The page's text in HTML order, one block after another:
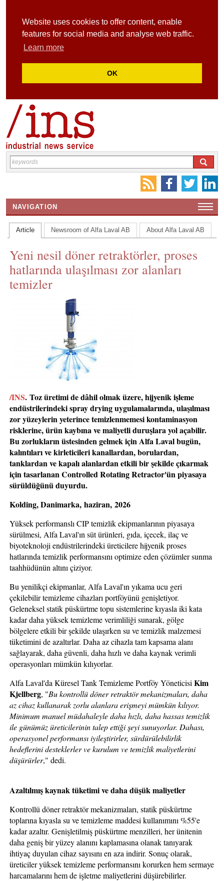
Website uses cookies to offer content, enable
features for social media and analyse web traffic.
Learn more
OK
NAVIGATION
HOME
CONTACT US
INS MAIN WEBSITE
ABOUT US
Article Newsroom of Alfa Laval AB About Alfa Laval AB
Yeni nesil döner retraktörler, proses
hatlarında ulaşılması zor alanları
temizler
/INS. Toz üretimi de dâhil olmak üzere, hijyenik işleme
endüstrilerindeki spray drying uygulamalarında, ulaşılması
zor yüzeylerin yeterince temizlenmemesi kontaminasyon
risklerine, ürün kaybına ve maliyetli duruşlara yol açabilir.
Bu zorlukların üstesinden gelmek için Alfa Laval bugün,
kalıntıları ve kirleticileri kanallardan, borulardan,
tanklardan ve kapalı alanlardan etkili bir şekilde çıkarmak
için tasarlanan Controlled Rotating Retractor'ün piyasaya
sürüldüğünü duyurdu.
Kolding, Danimarka, haziran, 2026
Yüksek performanslı CIP temizlik ekipmanlarının piyasaya
sürülmesi, Alfa Laval'ın süt ürünleri, gıda, içecek, ilaç ve
biyoteknoloji endüstrilerindeki üreticilere hijyenik proses
hatlarında temizlik performansını optimize eden çözümler sunma
taahhüdünün altını çiziyor.
Bu yenilikçi ekipmanlar, Alfa Laval'ın yıkama ucu geri
çekilebilir temizleme cihazları portföyünü genişletiyor.
Geleneksel statik püskürtme topu sistemlerine kıyasla iki kata
kadar daha yüksek temizleme verimliliği sunarak, gölge
bölgelere etkili bir şekilde ulaşırken su ve temizlik malzemesi
tüketimini de azaltırlar. Daha az cihazla tam kapsama alanı
sağlayarak, daha güvenli, daha hızlı ve daha kaynak verimli
operasyonları mümkün kılıyorlar.
Alfa Laval'da Küresel Tank Temizleme Portföy YöneticisiKim
Kjellberg, "Bu kontrollü döner retraktör mekanizmaları, daha
az cihaz kullanarak zorlu alanlara erişmeyi mümkün kılıyor.
Minimum manuel müdahaleyle daha hızlı, daha hassas temizlik
ile günümüz üreticilerinin talep ettiği şeyi sunuyorlar. Dahası,
operasyonel performansı iyileştirirler, sürdürülebilirlik
hedeflerini desteklerler ve kurulum ve temizlik maliyetlerini
düşürürler," dedi.
Azaltılmış kaynak tüketimi ve daha düşük maliyetler
Kontrollü döner retraktör mekanizmaları, statik püskürtme
toplarına kıyasla su ve temizleme maddesi kullanımını %55'e
kadar azaltır. Genişletilmiş püskürtme menzilleri, her ünitenin
daha geniş bir yüzey alanını kaplamasına olanak tanıyarak
ihtiyaç duyulan cihaz sayısını en aza indirir. Sonuç olarak,
üreticiler yüksek temizleme performansını korurken hem sermaye
harcamalarını hem de işletme maliyetlerini düşürebilirler.